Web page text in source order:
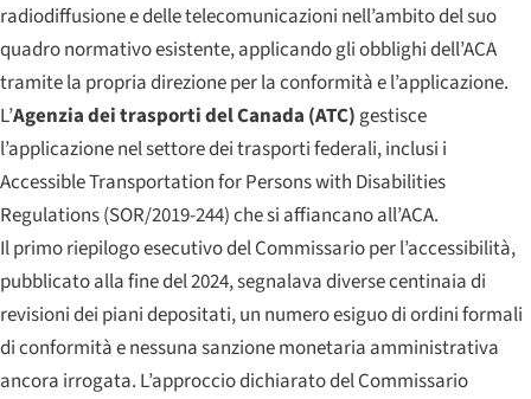
radiodiffusione e delle telecomunicazioni nell’ambito del suo
quadro normativo esistente, applicando gli obblighi dell’ACA
tramite la propria direzione per la conformità e l’applicazione.
L’Agenzia dei trasporti del Canada (ATC)gestisce
l’applicazione nel settore dei trasporti federali, inclusi i
Accessible Transportation for Persons with Disabilities
Regulations (SOR/2019-244) che si affiancano all’ACA.
Il primo riepilogo esecutivo del Commissario per l’accessibilità,
pubblicato alla fine del 2024, segnalava diverse centinaia di
revisioni dei piani depositati, un numero esiguo di ordini formali
di conformità e nessuna sanzione monetaria amministrativa
ancora irrogata. L’approccio dichiarato del Commissario